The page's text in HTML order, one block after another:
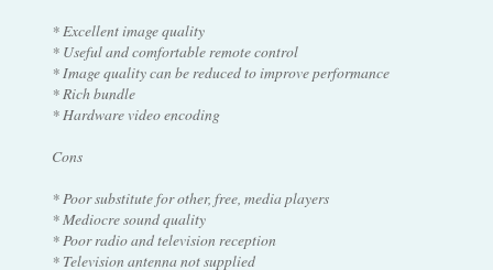
* Excellent image quality
* Useful and comfortable remote control
* Image quality can be reduced to improve performance
* Rich bundle
* Hardware video encoding
Cons
* Poor substitute for other, free, media players
* Mediocre sound quality
* Poor radio and television reception
* Television antenna not supplied